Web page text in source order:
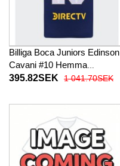
Billiga Boca Juniors Edinson
Cavani #10 Hemma
fotbollskläder 2025-26
395.82SEK 1 041.70SEK